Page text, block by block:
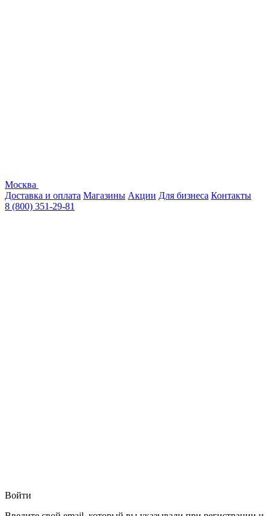
Москва
Доставка и оплата Магазины Акции Для бизнеса Контакты
8 (800) 351-29-81
Войти